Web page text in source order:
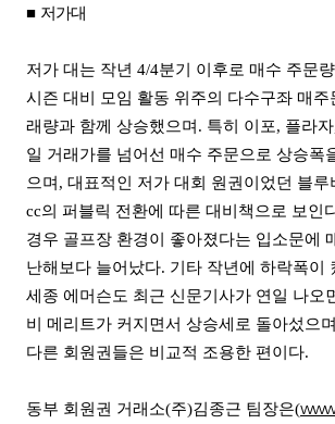
■ 저가대
저가 대는 작년 4/4분기 이후로 매수 주문
시즌 대비 모임 활동 위주의 다수구좌 매주
래량과 함께 상승했으며. 특히 이포, 플라
일 거래가를 넘어선 매수 주문으로 상승폭
으며, 대표적인 저가 대회 원권이었던 블루
cc의 퍼블릭 전환에 따른 대비책으로 보인
경우 골프장 환경이 좋아졌다는 입소문에
난해보다 늘어났다. 기타 작년에 하락폭이
세종 에머슨도 최근 신문기사가 연일 나오
비 메리트가 커지면서 상승세로 돌아섰으
다른 회원권들은 비교적 조용한 편이다.
동부 회원권 거래소(주)김종근 팀장은(